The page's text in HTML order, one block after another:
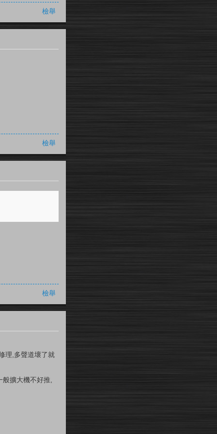
檢舉
檢舉
檢舉
理,多聲道壞了就
擴大機不好推,